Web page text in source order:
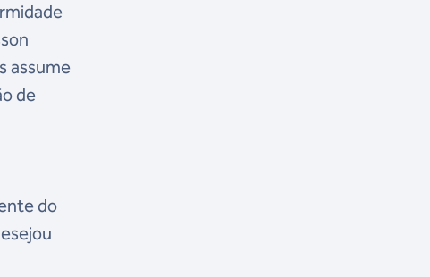
assume
de
do